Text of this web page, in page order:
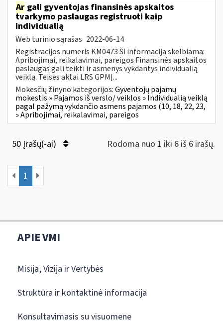
Ar gali gyventojas finansinės apskaitos
tvarkymo paslaugas registruoti kaip
individualią
Web turinio sąrašas 2022-06-14
Registracijos numeris KM0473 Ši informacija skelbiama:
Apribojimai, reikalavimai, pareigos Finansinės apskaitos
paslaugas gali teikti ir asmenys vykdantys individualią
veiklą. Teises aktai LRS GPMĮ...
Mokesčių žinyno kategorijos:Gyventojų pajamų
mokestis » Pajamos iš verslo/ veiklos » Individualią veiklą
pagal pažymą vykdančio asmens pajamos (10, 18, 22, 23,
» Apribojimai, reikalavimai, pareigos
50 Įrašų(-ai) Rodoma nuo 1 iki 6 iš 6 irašų.
1
APIE VMI
Misija, Vizija ir Vertybės
Struktūra ir kontaktinė informacija
Konsultavimasis su visuomene